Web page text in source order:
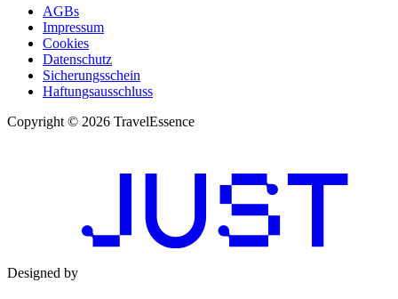
AGBs
Impressum
Cookies
Datenschutz
Sicherungsschein
Haftungsausschluss
Copyright © 2026 TravelEssence
Designed by